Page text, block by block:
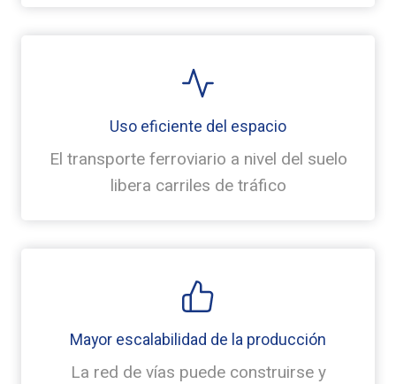
Uso eficiente del espacio
El transporte ferroviario a nivel del suelo
libera carriles de tráfico
Mayor escalabilidad de la producción
La red de vías puede construirse y